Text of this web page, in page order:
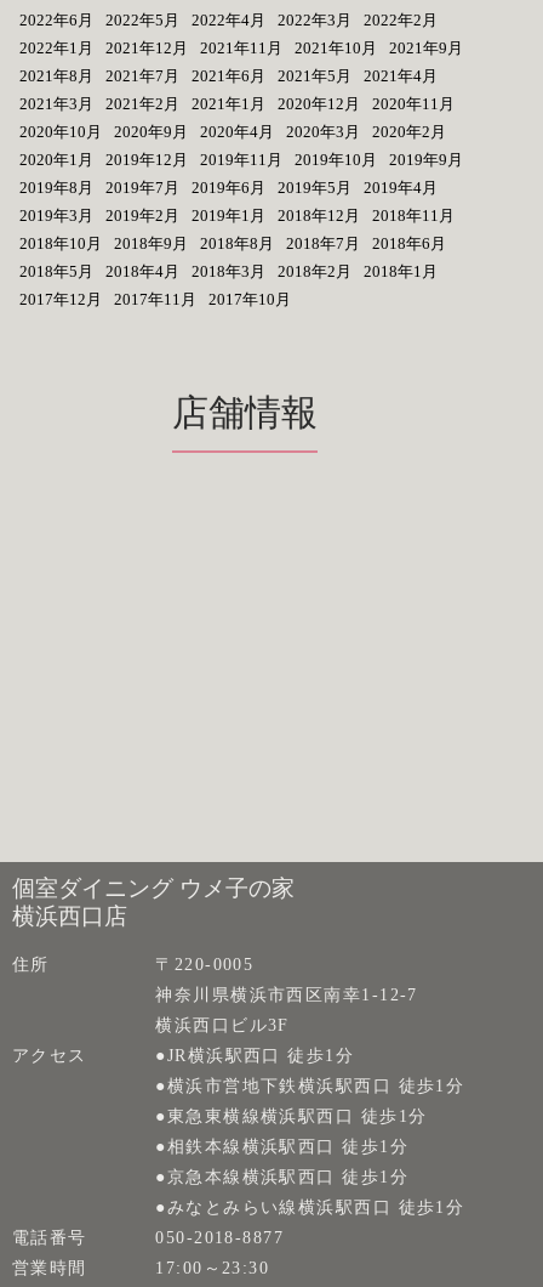
2022年6月
2022年5月 2022年4月 2022年3月
2022年2月
2022年1月
2021年12月 2021年11月 2021年10月
2021年9月
2021年8月
2021年7月 2021年6月 2021年5月
2021年4月
2021年3月
2021年2月 2021年1月 2020年12月
2020年11月
2020年10月
2020年9月 2020年4月 2020年3月
2020年2月
2020年1月
2019年12月 2019年11月 2019年10月
2019年9月
2019年8月
2019年7月 2019年6月 2019年5月
2019年4月
2019年3月
2019年2月 2019年1月 2018年12月
2018年11月
2018年10月
2018年9月 2018年8月 2018年7月
2018年6月
2018年5月
2018年4月 2018年3月 2018年2月
2018年1月
2017年12月
2017年11月 2017年10月
店舗情報
個室ダイニング ウメ子の家
横浜西口店
住所
〒220-0005
神奈川県横浜市西区南幸1-12-7
横浜西口ビル3F
アクセス
●JR横浜駅西口 徒歩1分
●横浜市営地下鉄横浜駅西口 徒歩1分
●東急東横線横浜駅西口 徒歩1分
●相鉄本線横浜駅西口 徒歩1分
●京急本線横浜駅西口 徒歩1分
●みなとみらい線横浜駅西口 徒歩1分
電話番号
050-2018-8877
営業時間
17:00～23:30